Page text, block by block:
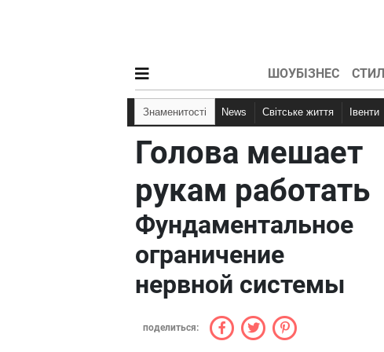
ШОУБІЗНЕС
Знаменитості News Світське життя Івенти
Голова мешает
рукам работать
Фундаментальное
ограничение
нервной системы
поделиться: